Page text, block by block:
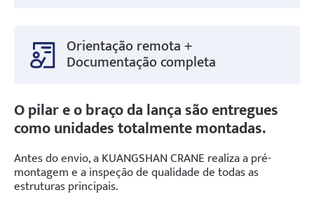
Orientação remota +
Documentação completa
O pilar e o braço da lança são entregues
como unidades totalmente montadas.
Antes do envio, a KUANGSHAN CRANE realiza a pré-
montagem e a inspeção de qualidade de todas as
estruturas principais.